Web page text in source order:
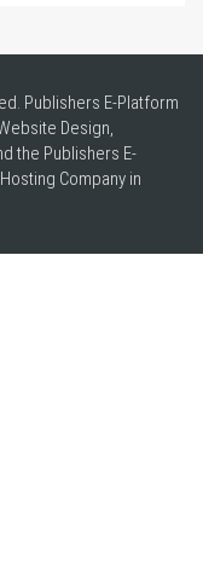
Publishers E-Platform
Design,
the Publishers E-
Company in